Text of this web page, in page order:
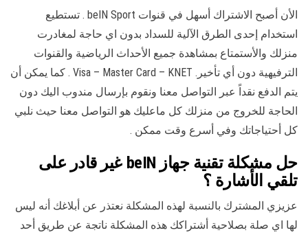
الأن أصبح الاشتراك أسهل في قنوات beIN Sport . تستطيع
استخدام إحدى الطرق الآلية للسداد بدون اي حاجة لمغادرت
منزلك والأستمتاع بمشاهدة جميع الأحداث الرياضية والقنوات
الترفيهية دون أي تأخير. Visa – Master Card – KNET . كما يمكن أن
يتم الدفع نقداً عبر التواصل معنا ونقوم بإرسال مندوب اليك دون
الحاجة للخروج من منزلك كل ماعليك هو التواصل معنا حيث نلبي
كل أحتياجاتك وفي أسرع وقت ممكن .
حل مشكلة تقنية جهاز beIN غير قادر على
تلقي الأشارة ؟
عزيزي المشترك بالنسبة لهذه المشكلة نعتذر عن أبلاغك أنه ليس
لها اي صلة بصلاحية أشتراكك هذه المشكلة ناتجة عن طريق أحد